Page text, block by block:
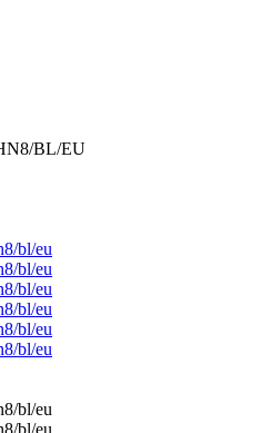
BL/EU